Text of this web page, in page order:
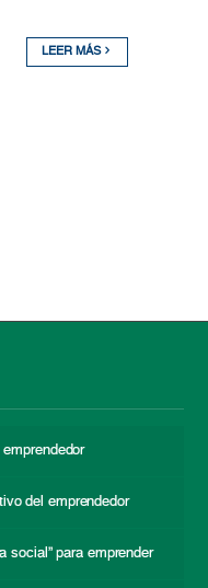
LEER MÁS
del emprendedor
social” para emprender